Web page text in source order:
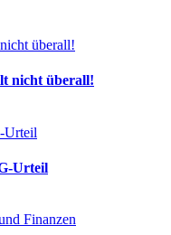
überall!
nicht überall!
Urteil
Urteil
Finanzen